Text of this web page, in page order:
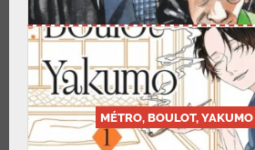
MÉTRO, BOULOT,